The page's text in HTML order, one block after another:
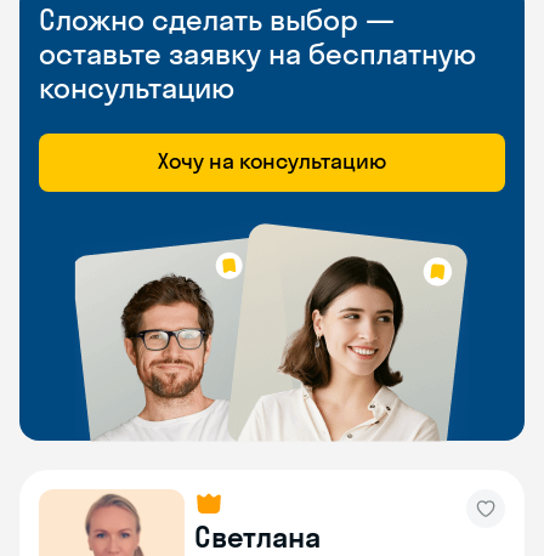
Сложно сделать выбор —
оставьте заявку на бесплатную
консультацию
Хочу на консультацию
Светлана